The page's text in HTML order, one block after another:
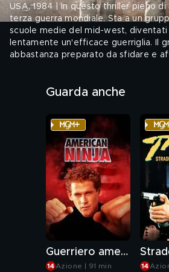
USA, 1984 | In questo thriller pieno
terza guerra mondiale. Sta a un
scuole medie del mid-west,
lentamente un'efficace guerriglia. Il
abbastanza preparato da sfidare e
Genere: Azione, Avventura
Guarda anche
Guerriero americano
Azione | 91 min